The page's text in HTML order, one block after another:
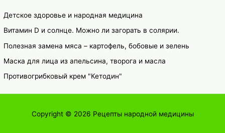
h
f
o
Детское здоровье и народная медицина
Витамин D и солнце. Можно ли загорать в солярии.
Полезная замена мяса – картофель, бобовые и зелень
Маска для лица из апельсина, творога и масла
Противогрибковый крем "Кетодин"
Copyright © 2026 Рецепты народной медицины